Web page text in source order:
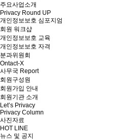
주요사업소개
Privacy Round UP
개인정보보호 심포지엄
회원 워크샵
개인정보보호 교육
개인정보보호 자격
분과위원회
Ontact-X
사무국 Report
회원구성원
회원가입 안내
회원기관 소개
Let’s Privacy
Privacy Column
사진자료
HOT LINE
뉴스 및 공지